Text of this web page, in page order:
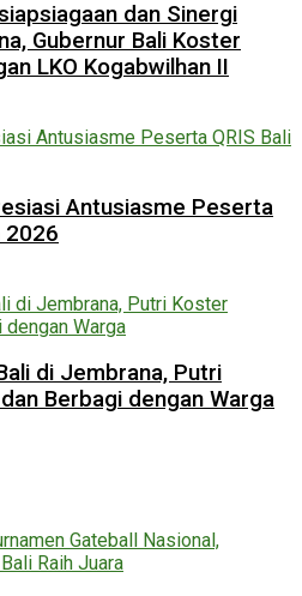
dan Sinergi
Gubernur Bali Koster
LKO Kogabwilhan II
Antusiasme Peserta
2026
di Jembrana, Putri
Berbagi dengan Warga